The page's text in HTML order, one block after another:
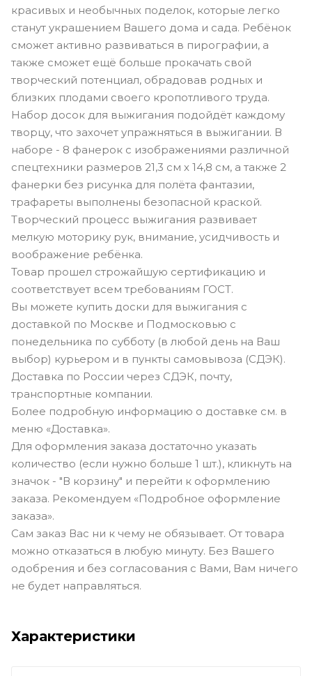
красивых и необычных поделок, которые легко
станут украшением Вашего дома и сада. Ребёнок
сможет активно развиваться в пирографии, а
также сможет ещё больше прокачать свой
творческий потенциал, обрадовав родных и
близких плодами своего кропотливого труда.
Набор досок для выжигания подойдёт каждому
творцу, что захочет упражняться в выжигании. В
наборе - 8 фанерок с изображениями различной
спецтехники размеров 21,3 см х 14,8 см, а также 2
фанерки без рисунка для полёта фантазии,
трафареты выполнены безопасной краской.
Творческий процесс выжигания развивает
мелкую моторику рук, внимание, усидчивость и
воображение ребёнка.
Товар прошел строжайшую сертификацию и
соответствует всем требованиям ГОСТ.
Вы можете купить доски для выжигания с
доставкой по Москве и Подмосковью с
понедельника по субботу (в любой день на Ваш
выбор) курьером и в пункты самовывоза (СДЭК).
Доставка по России через СДЭК, почту,
транспортные компании.
Более подробную информацию о доставке см. в
меню «Доставка».
Для оформления заказа достаточно указать
количество (если нужно больше 1 шт.), кликнуть на
значок - "В корзину" и перейти к оформлению
заказа. Рекомендуем «Подробное оформление
заказа».
Сам заказ Вас ни к чему не обязывает. От товара
можно отказаться в любую минуту. Без Вашего
одобрения и без согласования с Вами, Вам ничего
не будет направляться.
Характеристики